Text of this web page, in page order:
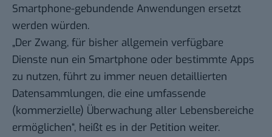
Smartphone-gebundende Anwendungen ersetzt
werden würden.
„Der Zwang, für bisher allgemein verfügbare
Dienste nun ein Smartphone oder bestimmte Apps
zu nutzen, führt zu immer neuen detaillierten
Datensammlungen, die eine umfassende
(kommerzielle) Überwachung aller Lebensbereiche
ermöglichen“, heißt es in der Petition weiter.